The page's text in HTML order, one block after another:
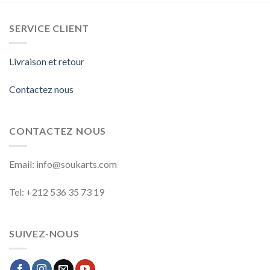
SERVICE CLIENT
Livraison et retour
Contactez nous
CONTACTEZ NOUS
Email: info@soukarts.com
Tel: +212 536 35 73 19
SUIVEZ-NOUS